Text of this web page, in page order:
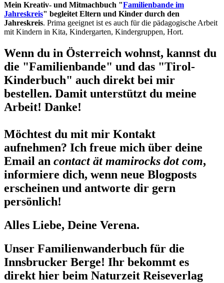
Mein Kreativ- und Mitmachbuch "Familienbande im
Jahreskreis" begleitet Eltern und Kinder durch den
Jahreskreis. Prima geeignet ist es auch für die pädagogische Arbeit
mit Kindern in Kita, Kindergarten, Kindergruppen, Hort.
Wenn du in Österreich wohnst, kannst du
die "Familienbande" und das "Tirol-
Kinderbuch" auch direkt bei mir
bestellen. Damit unterstützt du meine
Arbeit! Danke!
Möchtest du mit mir Kontakt
aufnehmen? Ich freue mich über deine
Email an contact ät mamirocks dot com,
informiere dich, wenn neue Blogposts
erscheinen und antworte dir gern
persönlich!
Alles Liebe, Deine Verena.
Unser Familienwanderbuch für die
Innsbrucker Berge! Ihr bekommt es
direkt hier beim Naturzeit Reiseverlag